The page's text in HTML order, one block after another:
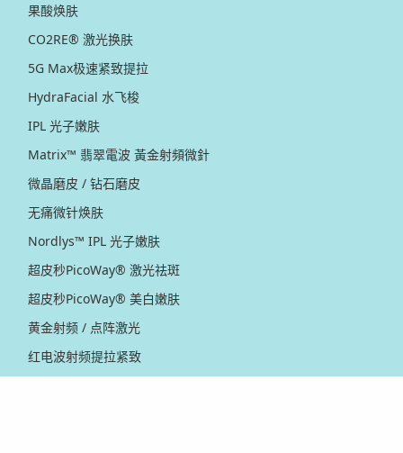
果酸焕肤
CO2RE® 激光换肤
5G Max极速紧致提拉
HydraFacial 水飞梭
IPL 光子嫩肤
Matrix™ 翡翠電波 黃金射頻微針
微晶磨皮 / 钻石磨皮
无痛微针焕肤
Nordlys™ IPL 光子嫩肤
超皮秒PicoWay® 激光祛斑
超皮秒PicoWay® 美白嫩肤
黄金射频 / 点阵激光
红电波射频提拉紧致